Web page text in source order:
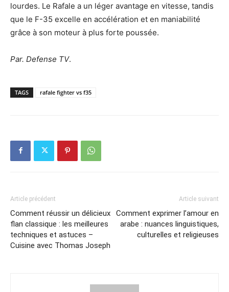
lourdes. Le Rafale a un léger avantage en vitesse, tandis
que le F-35 excelle en accélération et en maniabilité
grâce à son moteur à plus forte poussée.
Par. Defense TV.
TAGS rafale fighter vs f35
Article précédent
Comment réussir un délicieux
flan classique : les meilleures
techniques et astuces –
Cuisine avec Thomas Joseph
Article suivant
Comment exprimer l’amour en
arabe : nuances linguistiques,
culturelles et religieuses